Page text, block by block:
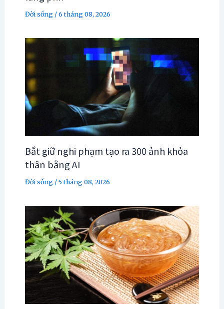
Đời sống/6 tháng 08, 2026
Bắt giữ nghi phạm tạo ra 300 ảnh khỏa
thân bằng AI
Đời sống/5 tháng 08, 2026